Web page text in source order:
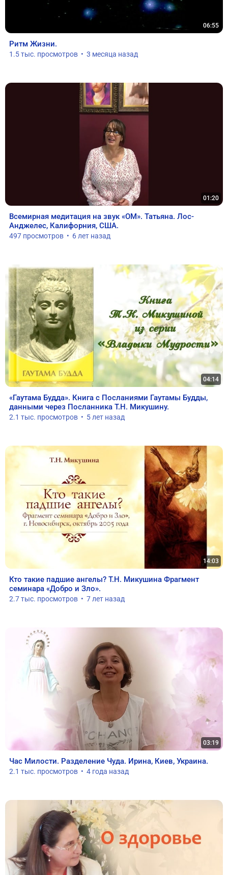
06:55
Ритм Жизни.
1.5 тыс. просмотров  •  3 месяца назад
01:20
Всемирная медитация на звук «ОМ». Татьяна. Лос-
Анджелес, Калифорния, США.
497 просмотров  •  6 лет назад
04:14
«Гаутама Будда». Книга с Посланиями Гаутамы Будды,
данными через Посланника Т.Н. Микушину.
2.1 тыс. просмотров  •  5 лет назад
14:03
Кто такие падшие ангелы? Т.Н. Микушина Фрагмент
семинара «Добро и Зло».
2.7 тыс. просмотров  •  7 лет назад
03:19
Час Милости. Разделение Чуда. Ирина, Киев, Украина.
2.1 тыс. просмотров  •  4 года назад